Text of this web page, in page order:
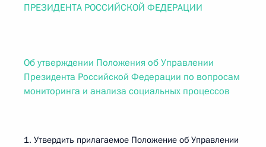
ПРЕЗИДЕНТА РОССИЙСКОЙ ФЕДЕРАЦИИ
Об утверждении Положения об Управлении
Президента Российской Федерации по вопросам
мониторинга и анализа социальных процессов
1. Утвердить прилагаемое Положение об Управлении